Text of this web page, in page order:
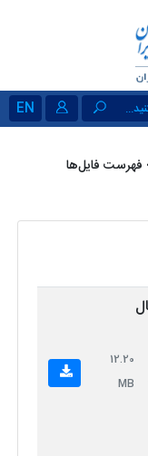
EN
فهرست فایل‌ها
12.20
MB